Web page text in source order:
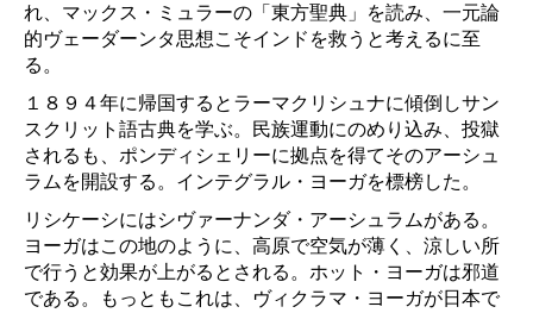
れ、マックス・ミュラーの「東方聖典」を読み、一元論
的ヴェーダーンタ思想こそインドを救うと考えるに至
る。
１８９４年に帰国するとラーマクリシュナに傾倒しサン
スクリット語古典を学ぶ。民族運動にのめり込み、投獄
されるも、ポンディシェリーに拠点を得てそのアーシュ
ラムを開設する。インテグラル・ヨーガを標榜した。
リシケーシにはシヴァーナンダ・アーシュラムがある。
ヨーガはこの地のように、高原で空気が薄く、涼しい所
で行うと効果が上がるとされる。ホット・ヨーガは邪道
である。もっともこれは、ヴィクラマ・ヨーガが日本で